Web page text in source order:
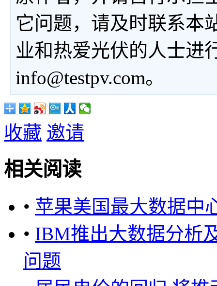
它问题，请及时联系本
业和热爱光伏的人士进
info@testpv.com。
收藏 邀请
相关阅读
• 苹果美国最大数据中
• IBM推出大数据分析
问题